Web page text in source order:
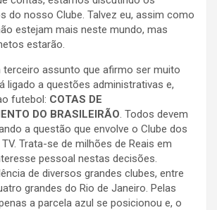
do nosso Clube. Talvez eu, assim como
estejam mais neste mundo, mas
estarão.
terceiro assunto que afirmo ser muito
ligado a questões administrativas e,
futebol: COTAS DE
DO BRASILEIRÃO. Todos devem
a questão que envolve o Clube dos
Trata-se de milhões de Reais em
pessoal nestas decisões.
de diversos grandes clubes, entre
grandes do Rio de Janeiro. Pelas
a parcela azul se posicionou e, o